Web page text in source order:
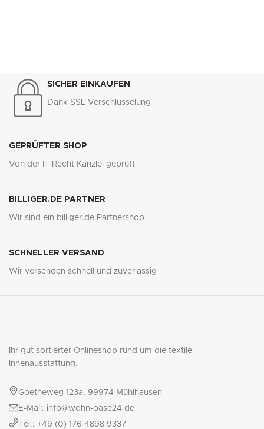
SICHER EINKAUFEN
Dank SSL Verschlüsselung
GEPRÜFTER SHOP
Von der IT Recht Kanzlei geprüft
BILLIGER.DE PARTNER
Wir sind ein billiger.de Partnershop
SCHNELLER VERSAND
Wir versenden schnell und zuverlässig
Ihr gut sortierter Onlineshop rund um die textile
Innenausstattung.
Goetheweg 123a, 99974 Mühlhausen
E-Mail: info@wohn-oase24.de
Tel.: +49 (0) 176 4898 9337